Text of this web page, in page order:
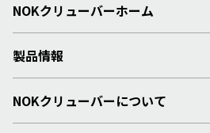
NOKクリューバーホーム
製品情報
NOKクリューバーについて